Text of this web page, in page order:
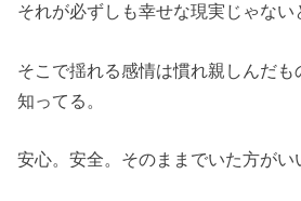
それが必ずしも幸せな現実じゃない
そこで揺れる感情は慣れ親しんだも
知ってる。
安心。安全。そのままでいた方がい